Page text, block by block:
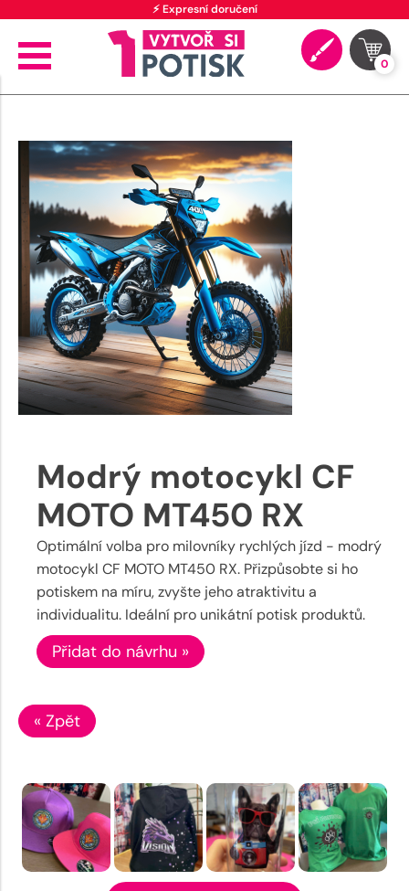
⚡ Expresní doručení
0
Modrý motocykl CF
MOTO MT450 RX
Optimální volba pro milovníky rychlých jízd - modrý
motocykl CF MOTO MT450 RX. Přizpůsobte si ho
potiskem na míru, zvyšte jeho atraktivitu a
individualitu. Ideální pro unikátní potisk produktů.
Přidat do návrhu »
« Zpět